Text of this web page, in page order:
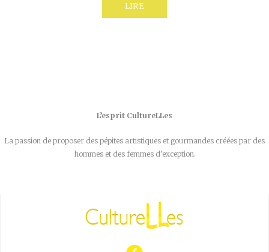
LIRE
L’esprit CultureLLes
La passion de proposer des pépites artistiques et gourmandes créées par des
hommes et des femmes d’exception.